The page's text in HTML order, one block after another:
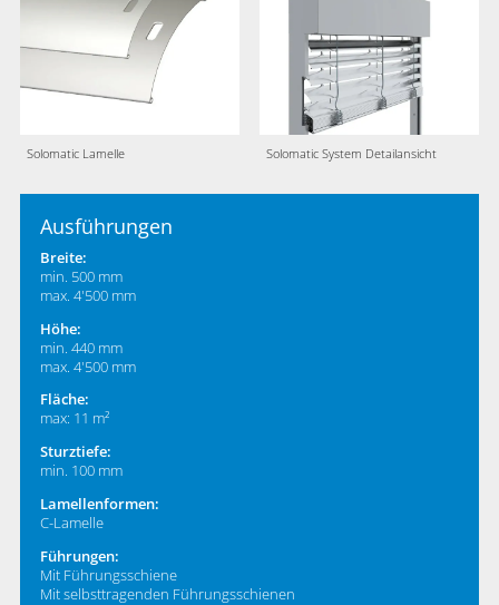
Solomatic Lamelle Solomatic System Detailansicht
Ausführungen
Breite:
min. 500 mm
max. 4'500 mm
Höhe:
min. 440 mm
max. 4'500 mm
Fläche:
max: 11 m²
Sturztiefe:
min. 100 mm
Lamellenformen:
C-Lamelle
Führungen:
Mit Führungsschiene
Mit selbsttragenden Führungsschienen